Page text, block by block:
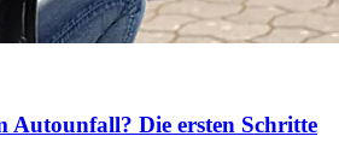
Autounfall? Die ersten Schritte